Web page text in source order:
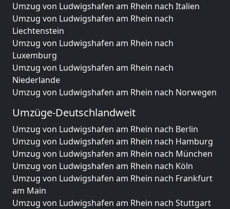
Umzug von Ludwigshafen am Rhein nach Italien
Umzug von Ludwigshafen am Rhein nach
Liechtenstein
Umzug von Ludwigshafen am Rhein nach
Luxemburg
Umzug von Ludwigshafen am Rhein nach
Niederlande
Umzug von Ludwigshafen am Rhein nach Norwegen
Umzüge-Deutschlandweit
Umzug von Ludwigshafen am Rhein nach Berlin
Umzug von Ludwigshafen am Rhein nach Hamburg
Umzug von Ludwigshafen am Rhein nach München
Umzug von Ludwigshafen am Rhein nach Köln
Umzug von Ludwigshafen am Rhein nach Frankfurt
am Main
Umzug von Ludwigshafen am Rhein nach Stuttgart